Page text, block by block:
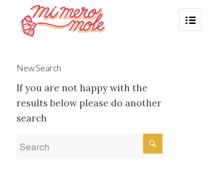
New Search
If you are not happy with the
results below please do another
search